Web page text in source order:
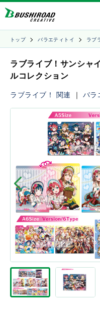
トップ バラエティトイ ラブ
ラブライブ！サンシャ
ルコレクション
ラブライブ！ 関連 ｜ バラ